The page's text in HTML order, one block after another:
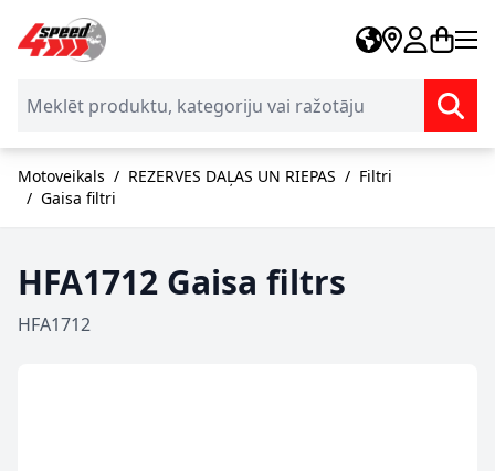
Skip to Content
Motoveikals / REZERVES DAĻAS UN RIEPAS / Filtri
/ Gaisa filtri
HFA1712 Gaisa filtrs
HFA1712